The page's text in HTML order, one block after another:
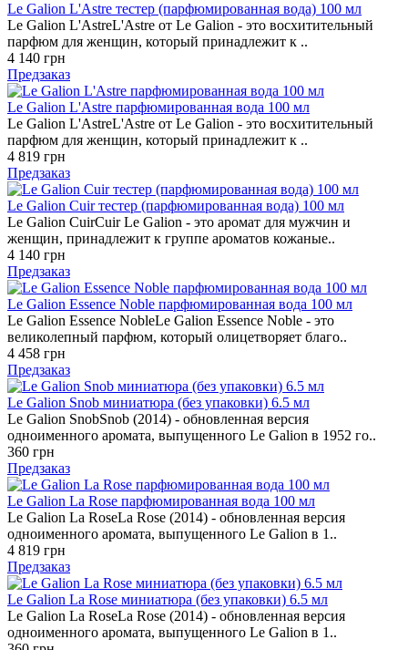
Le Galion L'Astre тестер (парфюмированная вода) 100 мл
Le Galion L'AstreL'Astre от Le Galion - это восхитительный
парфюм для женщин, который принадлежит к ..
4 140 грн
Предзаказ
Le Galion L'Astre парфюмированная вода 100 мл
Le Galion L'AstreL'Astre от Le Galion - это восхитительный
парфюм для женщин, который принадлежит к ..
4 819 грн
Предзаказ
Le Galion Cuir тестер (парфюмированная вода) 100 мл
Le Galion CuirCuir Le Galion - это аромат для мужчин и
женщин, принадлежит к группе ароматов кожаные..
4 140 грн
Предзаказ
Le Galion Essence Noble парфюмированная вода 100 мл
Le Galion Essence NobleLe Galion Essence Noble - это
великолепный парфюм, который олицетворяет благо..
4 458 грн
Предзаказ
Le Galion Snob миниатюра (без упаковки) 6.5 мл
Le Galion SnobSnob (2014) - обновленная версия
одноименного аромата, выпущенного Le Galion в 1952 го..
360 грн
Предзаказ
Le Galion La Rose парфюмированная вода 100 мл
Le Galion La RoseLa Rose (2014) - обновленная версия
одноименного аромата, выпущенного Le Galion в 1..
4 819 грн
Предзаказ
Le Galion La Rose миниатюра (без упаковки) 6.5 мл
Le Galion La RoseLa Rose (2014) - обновленная версия
одноименного аромата, выпущенного Le Galion в 1..